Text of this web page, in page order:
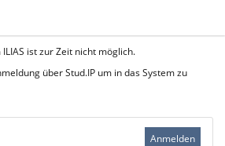
ist zur Zeit nicht möglich.
über Stud.IP um in das System zu
Anmelden